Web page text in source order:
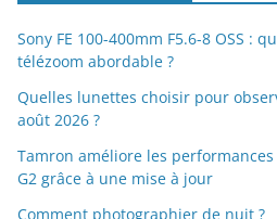
Sony FE 100-400mm F5.6-8 OSS :
télézoom abordable ?
Quelles lunettes choisir pour
août 2026 ?
Tamron améliore les
G2 grâce à une mise à jour
Comment photographier de nuit ?